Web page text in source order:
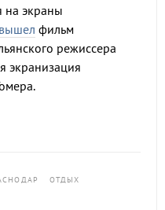
на экраны
вышел фильм
режиссера
экранизация
ОТДЫХ